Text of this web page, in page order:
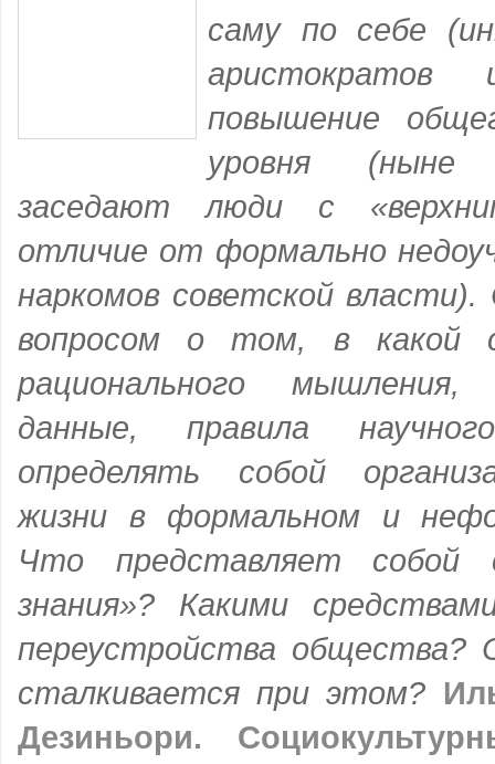
саму по себе
аристократов
повышение
уровня (ныне
заседают люди с
отличие от формально
наркомов советской
вопросом о том, в какой
рационального
данные, правила
определять собой
жизни в формальном и
Что представляет собой
знания»? Какими
переустройства общества?
сталкивается при этом?
Дезиньори.